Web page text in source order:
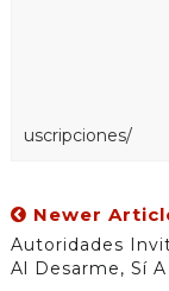
uscripciones/
Newer
Autoridades
Al Desarme, Sí